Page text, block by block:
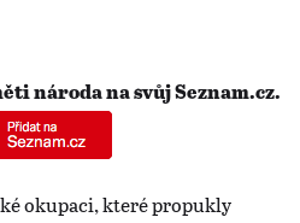
národa na svůj Seznam.cz.
okupaci, které propukly